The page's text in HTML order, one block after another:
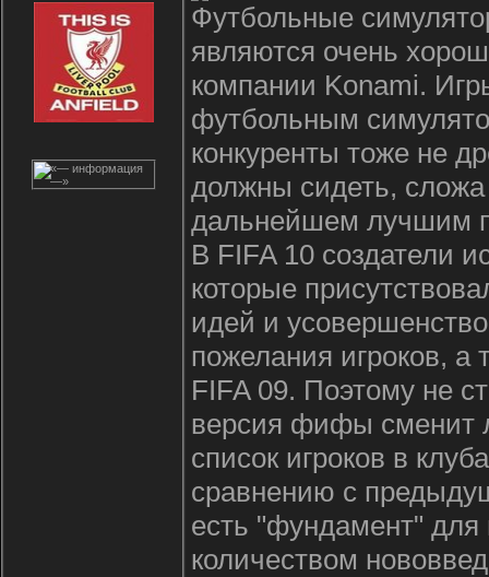
Футбольные
являются очень
компании Konami.
футбольным
конкуренты тоже не
должны сидеть, сложа
дальнейшем лучшим
В FIFA 10 создатели
которые
идей и
пожелания игроков,
FIFA 09. Поэтому не
версия фифы сменит
список игроков в
сравнению с
есть "фундамент"
количеством